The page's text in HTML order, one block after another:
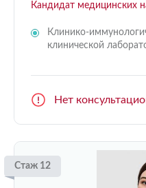
Кандидат медицинских
Клинико-
клинической
Нет
Стаж 12